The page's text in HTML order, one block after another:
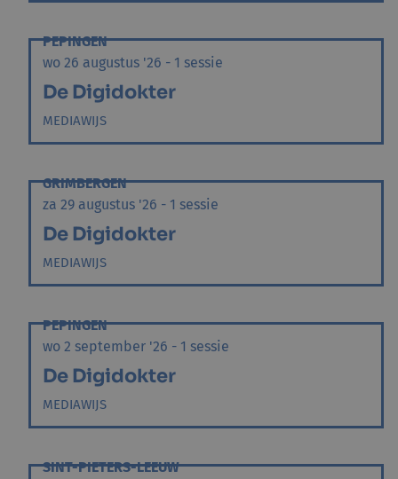
PEPINGEN
wo 26 augustus '26 - 1 sessie
De Digidokter
MEDIAWIJS
GRIMBERGEN
za 29 augustus '26 - 1 sessie
De Digidokter
MEDIAWIJS
PEPINGEN
wo 2 september '26 - 1 sessie
De Digidokter
MEDIAWIJS
SINT-PIETERS-LEEUW